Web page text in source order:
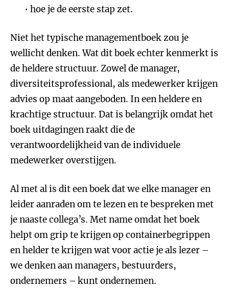
hoe je de eerste stap zet.
Niet het typische managementboek zou je
wellicht denken. Wat dit boek echter kenmerkt is
de heldere structuur. Zowel de manager,
diversiteitsprofessional, als medewerker krijgen
advies op maat aangeboden. In een heldere en
krachtige structuur. Dat is belangrijk omdat het
boek uitdagingen raakt die de
verantwoordelijkheid van de individuele
medewerker overstijgen.
Al met al is dit een boek dat we elke manager en
leider aanraden om te lezen en te bespreken met
je naaste collega’s. Met name omdat het boek
helpt om grip te krijgen op containerbegrippen
en helder te krijgen wat voor actie je als lezer –
we denken aan managers, bestuurders,
ondernemers – kunt ondernemen.